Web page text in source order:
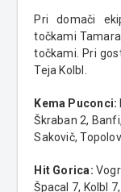
Pri domači
točkami
točkami. Pri
Teja Kolbl.
Kema Puconci:
Škraban 2,
Sakovič,
Hit Gorica:
Špacal 7, Kolbl